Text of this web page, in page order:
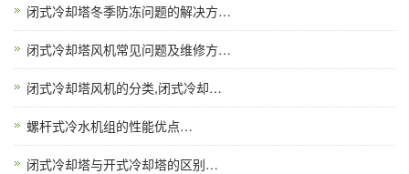
闭式冷却塔冬季防冻问题的解决方…
闭式冷却塔风机常见问题及维修方…
闭式冷却塔风机的分类,闭式冷却…
螺杆式冷水机组的性能优点…
闭式冷却塔与开式冷却塔的区别…